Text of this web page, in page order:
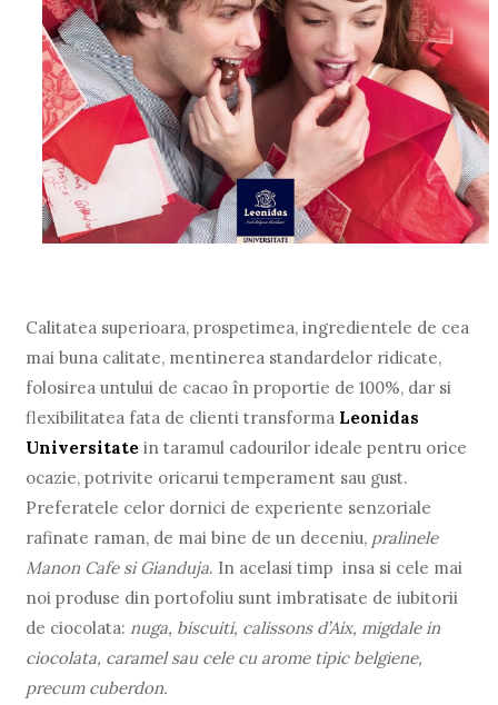
Calitatea superioara, prospetimea, ingredientele de cea
mai buna calitate, mentinerea standardelor ridicate,
folosirea untului de cacao în proportie de 100%, dar si
flexibilitatea fata de clienti transforma Leonidas
Universitate in taramul cadourilor ideale pentru orice
ocazie, potrivite oricarui temperament sau gust.
Preferatele celor dornici de experiente senzoriale
rafinate raman, de mai bine de un deceniu, pralinele
Manon Cafe si Gianduja. In acelasi timp insa si cele mai
noi produse din portofoliu sunt imbratisate de iubitorii
de ciocolata: nuga, biscuiti, calissons d’Aix, migdale in
ciocolata, caramel sau cele cu arome tipic belgiene,
precum cuberdon.